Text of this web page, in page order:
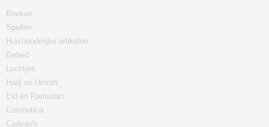
Boeken
Spellen
Huishoudelijke artikelen
Gebed
Luchtjes
Hadj en Umrah
Eid en Ramadan
Cosmetica
Cadeau's